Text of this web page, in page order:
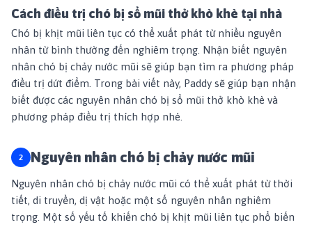
Cách điều trị chó bị sổ mũi thở khò khè tại nhà
Chó bị khịt mũi liên tục có thể xuất phát từ nhiều nguyên
nhân từ bình thường đến nghiêm trọng. Nhận biết nguyên
nhân chó bị chảy nước mũi sẽ giúp bạn tìm ra phương pháp
điều trị dứt điểm. Trong bài viết này, Paddy sẽ giúp bạn nhận
biết được các nguyên nhân chó bị sổ mũi thở khò khè và
phương pháp điều trị thích hợp nhé.
Nguyên nhân chó bị chảy nước mũi
Nguyên nhân chó bị chảy nước mũi có thể xuất phát từ thời
tiết, di truyền, dị vật hoặc một số nguyên nhân nghiêm
trọng. Một số yếu tố khiến chó bị khịt mũi liên tục phổ biến